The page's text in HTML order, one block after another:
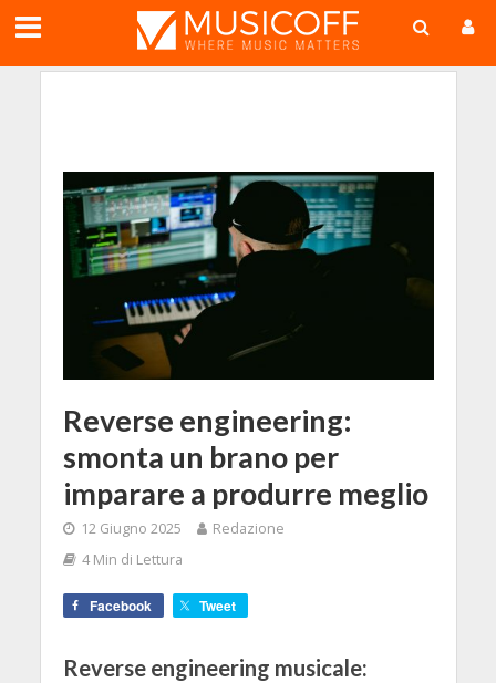
Reverse engineering:
smonta un brano per
imparare a produrre meglio
12 Giugno 2025
Redazione
4 Min di Lettura
Facebook Tweet
Reverse engineering musicale: